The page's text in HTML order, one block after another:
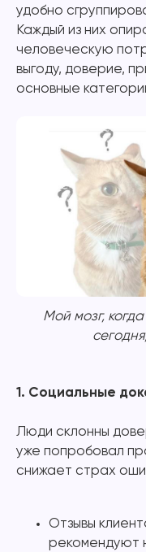
удобно
Каждый из них
человеческую
выгоду, доверие,
основные
Мой мозг, когда
1. Социальные
Люди склонны
уже попробовал
снижает страх
Отзывы
рекомендуют